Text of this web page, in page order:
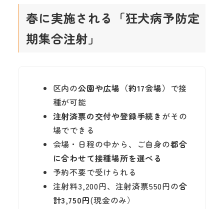
春に実施される「狂犬病予防定
期集合注射」
区内の公園や広場（約17会場） で接
種が可能
注射済票の交付や登録手続き がその
場でできる
会場・日程の中から、ご自身の都合
に合わせて接種場所を選べる
予約不要で受けられる
注射料3,200円、注射済票550円の合
計3,750円(現金のみ）